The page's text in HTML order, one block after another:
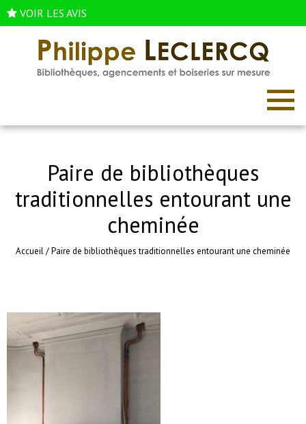
VOIR LES AVIS
Paire de bibliothèques
traditionnelles entourant une
cheminée
Accueil/Paire de bibliothèques traditionnelles entourant une cheminée